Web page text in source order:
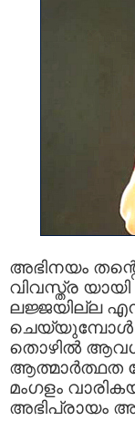
അഭിനയം
വിവസ്ത്ര
ലജ്ജയില്ല
ചെയ്യുമ്പോള്‍
തൊഴില്‍
ആത്മാര്‍ത്ഥത
മംഗളം
അഭിപ്രായം